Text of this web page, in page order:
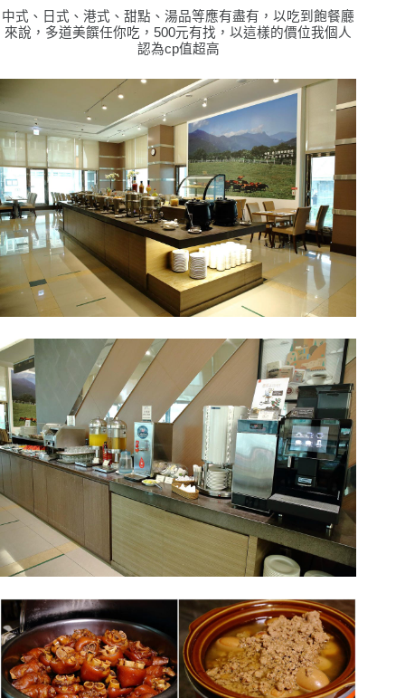
中式、日式、港式、甜點、湯品等應有盡有，以吃到飽餐廳
來說，多道美饌任你吃，500元有找，以這樣的價位我個人
認為cp值超高